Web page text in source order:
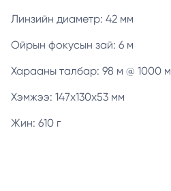
Линзийн диаметр: 42 мм
Ойрын фокусын зай: 6 м
Харааны талбар: 98 м @ 1000 м
Хэмжээ: 147х130х53 мм
Жин: 610 г